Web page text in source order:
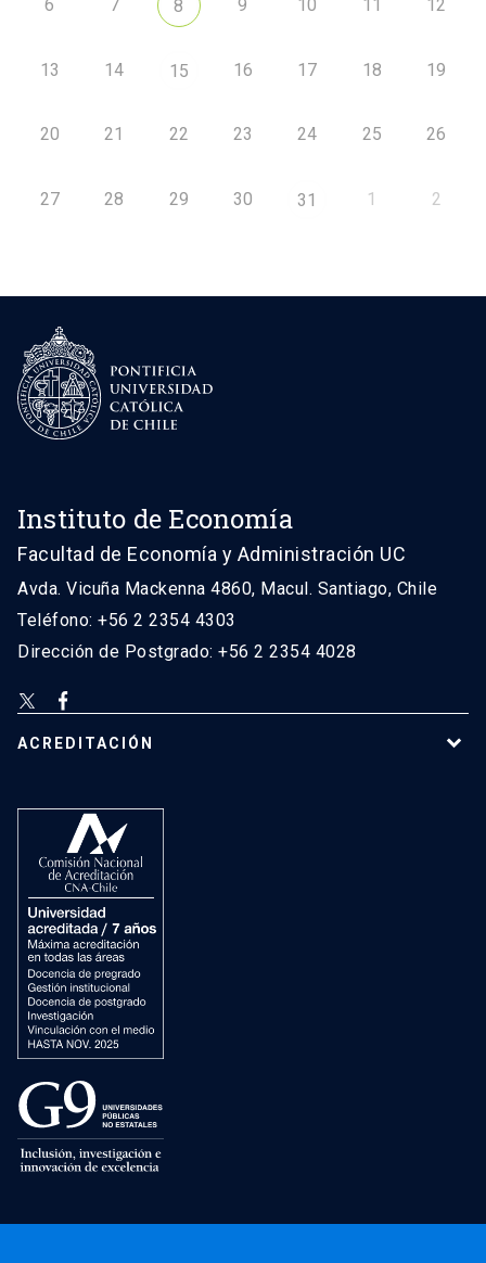
6 7 8 9 10 11 12
13 14 15 16 17 18 19
20 21 22 23 24 25 26
27 28 29 30 31 1 2
Instituto de Economía
Facultad de Economía y Administración UC
Avda. Vicuña Mackenna 4860, Macul. Santiago, Chile
Teléfono: +56 2 2354 4303
Dirección de Postgrado: +56 2 2354 4028
ACREDITACIÓN